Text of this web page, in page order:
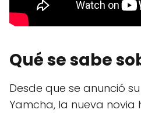
Qué se sabe
Desde que se anunció
Yamcha, la nueva novia